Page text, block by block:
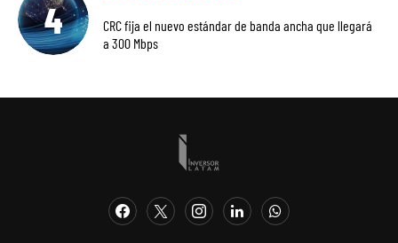
CRC fija el nuevo estándar de banda ancha que llegará
a 300 Mbps